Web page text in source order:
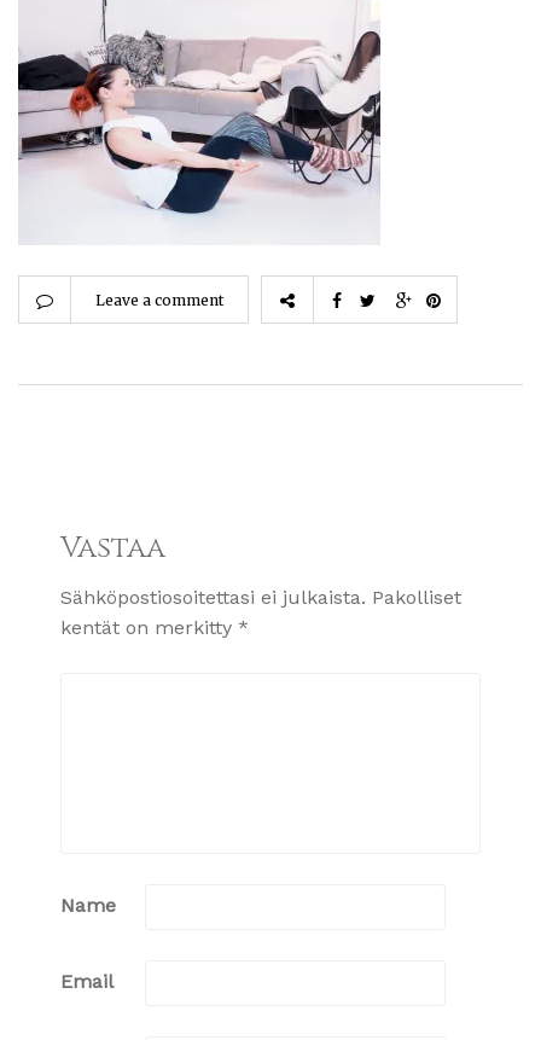
Leave a comment
Vastaa
Sähköpostiosoitettasi ei julkaista. Pakolliset
kentät on merkitty *
Name
Email